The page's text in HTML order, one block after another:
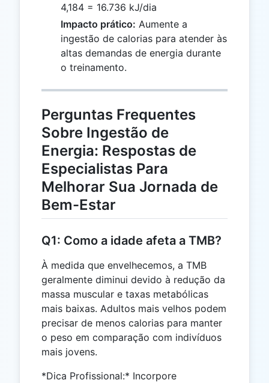
4,184 = 16.736 kJ/dia
Impacto prático: Aumente a
ingestão de calorias para atender às
altas demandas de energia durante
o treinamento.
Perguntas Frequentes
Sobre Ingestão de
Energia: Respostas de
Especialistas Para
Melhorar Sua Jornada de
Bem-Estar
Q1: Como a idade afeta a TMB?
À medida que envelhecemos, a TMB
geralmente diminui devido à redução da
massa muscular e taxas metabólicas
mais baixas. Adultos mais velhos podem
precisar de menos calorias para manter
o peso em comparação com indivíduos
mais jovens.
*Dica Profissional:* Incorpore